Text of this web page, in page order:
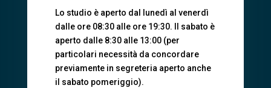
Lo studio è aperto dal lunedì al venerdì
dalle ore 08:30 alle ore 19:30. Il sabato è
aperto dalle 8:30 alle 13:00 (per
particolari necessità da concordare
previamente in segreteria aperto anche
il sabato pomeriggio).